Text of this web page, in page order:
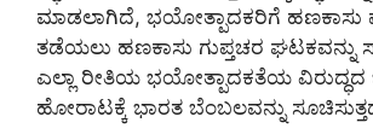
ಮಾಡಲಾಗಿದೆ, ಭಯೋತ್ಪಾದಕರಿಗೆ ಹಣಕಾಸು
ತಡೆಯಲು ಹಣಕಾಸು ಗುಪ್ತಚರ ಘಟಕವನ್ನು
ಎಲ್ಲಾ ರೀತಿಯ ಭಯೋತ್ಪಾದಕತೆಯ ವಿರುದ್ಧದ
ಹೋರಾಟಕ್ಕೆ ಭಾರತ ಬೆಂಬಲವನ್ನು